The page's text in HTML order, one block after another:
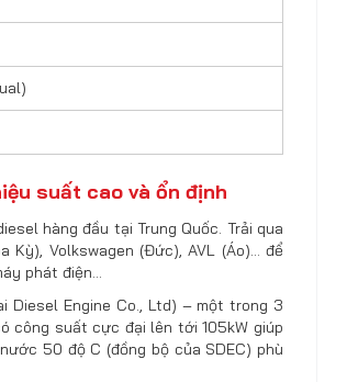
suất cao và ổn định
hàng đầu tại Trung Quốc. Trải qua
Volkswagen (Đức), AVL (Áo)… để
phát điện…
Diesel Engine Co., Ltd) – một trong 3
công suất cực đại lên tới 105kW giúp
50 độ C (đồng bộ của SDEC) phù